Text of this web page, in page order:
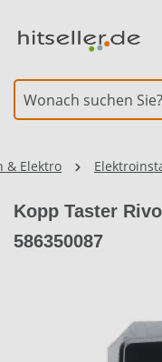
& Elektro
Kopp Taster
586350087